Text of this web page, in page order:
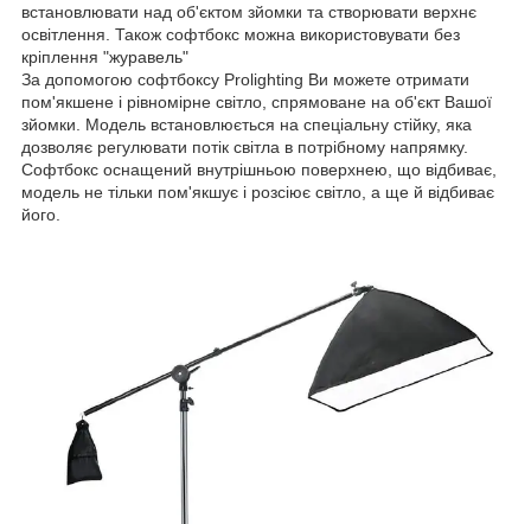
встановлювати над об'єктом зйомки та створювати верхнє
освітлення. Також софтбокс можна використовувати без
кріплення "журавель"
За допомогою софтбоксу Prolighting Ви можете отримати
пом'якшене і рівномірне світло, спрямоване на об'єкт Вашої
зйомки. Модель встановлюється на спеціальну стійку, яка
дозволяє регулювати потік світла в потрібному напрямку.
Софтбокс оснащений внутрішньою поверхнею, що відбиває,
модель не тільки пом'якшує і розсіює світло, а ще й відбиває
його.